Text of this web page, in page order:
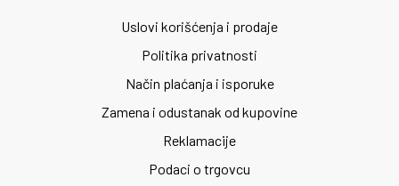
Uslovi korišćenja i prodaje
Politika privatnosti
Način plaćanja i isporuke
Zamena i odustanak od kupovine
Reklamacije
Podaci o trgovcu